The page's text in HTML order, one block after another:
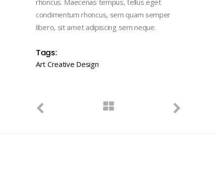
condimentum rhoncus, sem quam semper
libero, sit amet adipiscing sem neque.
Tags:
Art Creative Design